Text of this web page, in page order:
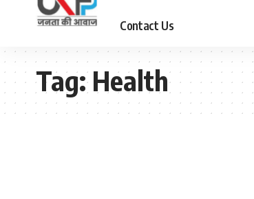
Contact Us
Tag:Health